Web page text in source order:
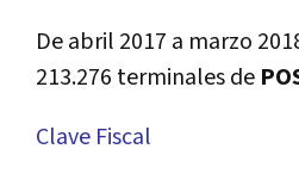
De abril 2017 a marzo
213.276 terminales de
Clave Fiscal